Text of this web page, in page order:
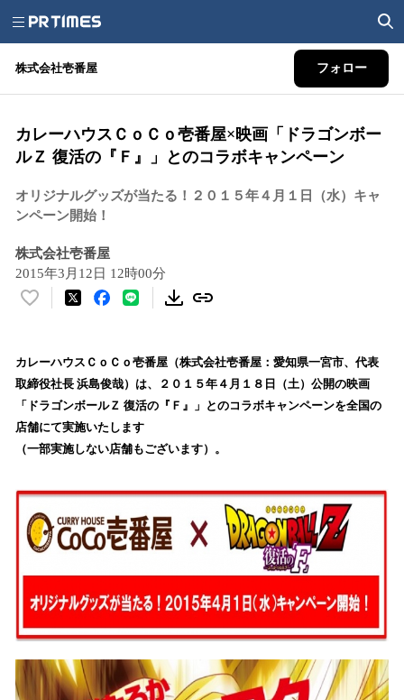
株式会社壱番屋 フォロー
カレーハウスＣｏＣｏ壱番屋×映画「ドラゴンボー
ルＺ 復活の『Ｆ』」とのコラボキャンペーン
オリジナルグッズが当たる！２０１５年４月１日（水）キャ
ンペーン開始！
株式会社壱番屋
2015年3月12日 12時00分
い
！
数
を
読
み
込
中
で
す
カレーハウスＣｏＣｏ壱番屋（株式会社壱番屋：愛知県一宮市、代表
取締役社長 浜島俊哉）は、２０１５年４月１８日（土）公開の映画
「ドラゴンボールＺ 復活の『Ｆ』」とのコラボキャンペーンを全国の
店舗にて実施いたします
（一部実施しない店舗もございます）。